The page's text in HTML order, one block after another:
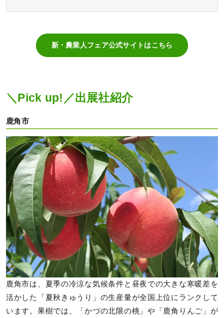
新・農業人フェア公式サイトはこちら
＼Pick up!／出展社紹介
鹿角市
鹿角市は、夏季の冷涼な気候条件と昼夜での大きな寒暖差を
活かした「夏秋きゅうり」の生産量が全国上位にランクして
います。果樹では、「かづの北限の桃」や「鹿角りんご」が